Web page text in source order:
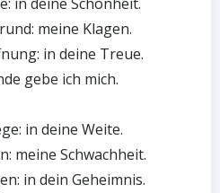
meine Klagen.
in deine Treue.
gebe ich mich.
in deine Weite.
meine Schwachheit.
in dein Geheimnis.